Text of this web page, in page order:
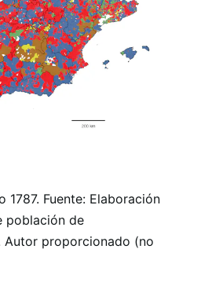
1787. Fuente: Elaboración
población de
Autor proporcionado (no